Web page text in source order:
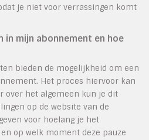
je niet voor verrassingen komt
in mijn abonnement en hoe
bieden de mogelijkheid om een
Het proces hiervoor kan
over het algemeen kun je dit
op de website van de
voor hoelang je het
op welk moment deze pauze